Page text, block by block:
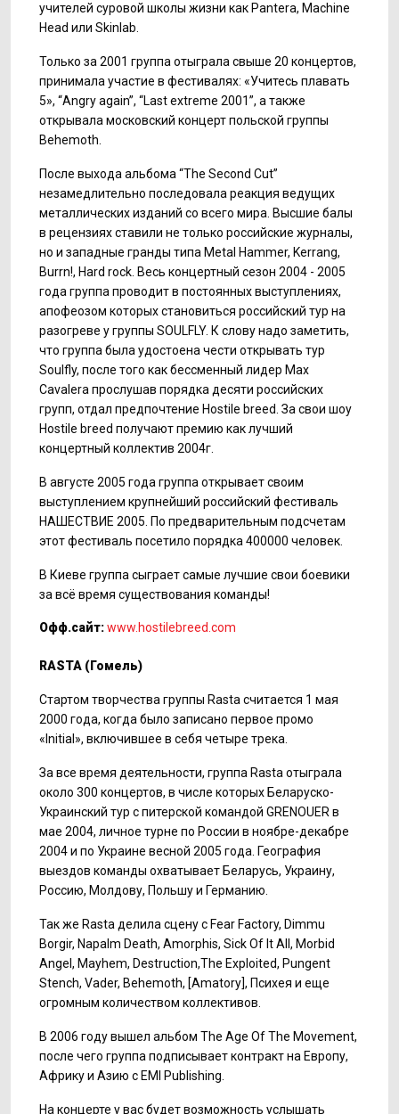
учителей суровой школы жизни как Pantera, Machine
Нead или Skinlab.
Только за 2001 группа отыграла свыше 20 концертов,
принимала участие в фестивалях: «Учитесь плавать
5», “Angry again”, “Last extreme 2001”, а также
открывала московский концерт польской группы
Behemoth.
После выхода альбома “The Second Cut”
незамедлительно последовала реакция ведущих
металлических изданий со всего мира. Высшие балы
в рецензиях ставили не только российские журналы,
но и западные гранды типа Metal Hammer, Kerrang,
Burrn!, Hard rock. Весь концертный сезон 2004 - 2005
года группа проводит в постоянных выступлениях,
апофеозом которых становиться российский тур на
разогреве у группы SOULFLY. К слову надо заметить,
что группа была удостоена чести открывать тур
Soulfly, после того как бессменный лидер Max
Cavalera прослушав порядка десяти российских
групп, отдал предпочтение Hostile breed. За свои шоу
Hostile breed получают премию как лучший
концертный коллектив 2004г.
В августе 2005 года группа открывает своим
выступлением крупнейший российский фестиваль
НАШЕСТВИЕ 2005. По предварительным подсчетам
этот фестиваль посетило порядка 400000 человек.
В Киеве группа сыграет самые лучшие свои боевики
за всё время существования команды!
Офф.сайт:www.hostilebreed.com
RASTA (Гомель)
Стартом творчества группы Rasta считается 1 мая
2000 года, когда было записано первое промо
«Initial», включившее в себя четыре трека.
За все время деятельности, группа Rasta отыграла
около 300 концертов, в числе которых Беларуско-
Украинский тур с питерской командой GRENOUER в
мае 2004, личное турне по России в ноябре-декабре
2004 и по Украине весной 2005 года. География
выездов команды охватывает Беларусь, Украину,
Россию, Молдову, Польшу и Германию.
Так же Rasta делила сцену с Fear Factory, Dimmu
Borgir, Napalm Death, Amorphis, Sick Of It All, Morbid
Angel, Mayhem, Destruction,The Exploited, Pungent
Stench, Vader, Behemoth, [Amatory], Психея и еще
огромным количеством коллективов.
В 2006 году вышел альбом The Age Of The Movement,
после чего группа подписывает контракт на Европу,
Африку и Азию с EMI Publishing.
На концерте у вас будет возможность услышать